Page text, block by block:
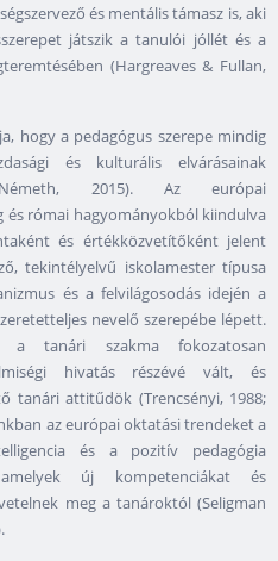
és mentális támasz is, aki
játszik a tanulói jóllét és a
(Hargreaves & Fullan,
hogy a pedagógus szerepe mindig
és kulturális elvárásainak
2015). Az európai
római hagyományokból kiindulva
és értékközvetítőként jelent
tekintélyelvű iskolamester típusa
és a felvilágosodás idején a
nevelő szerepébe lépett.
a tanári szakma fokozatosan
hivatás részévé vált, és
tanári attitűdök (Trencsényi, 1988;
az európai oktatási trendeket a
és a pozitív pedagógia
új kompetenciákat és
meg a tanároktól (Seligman